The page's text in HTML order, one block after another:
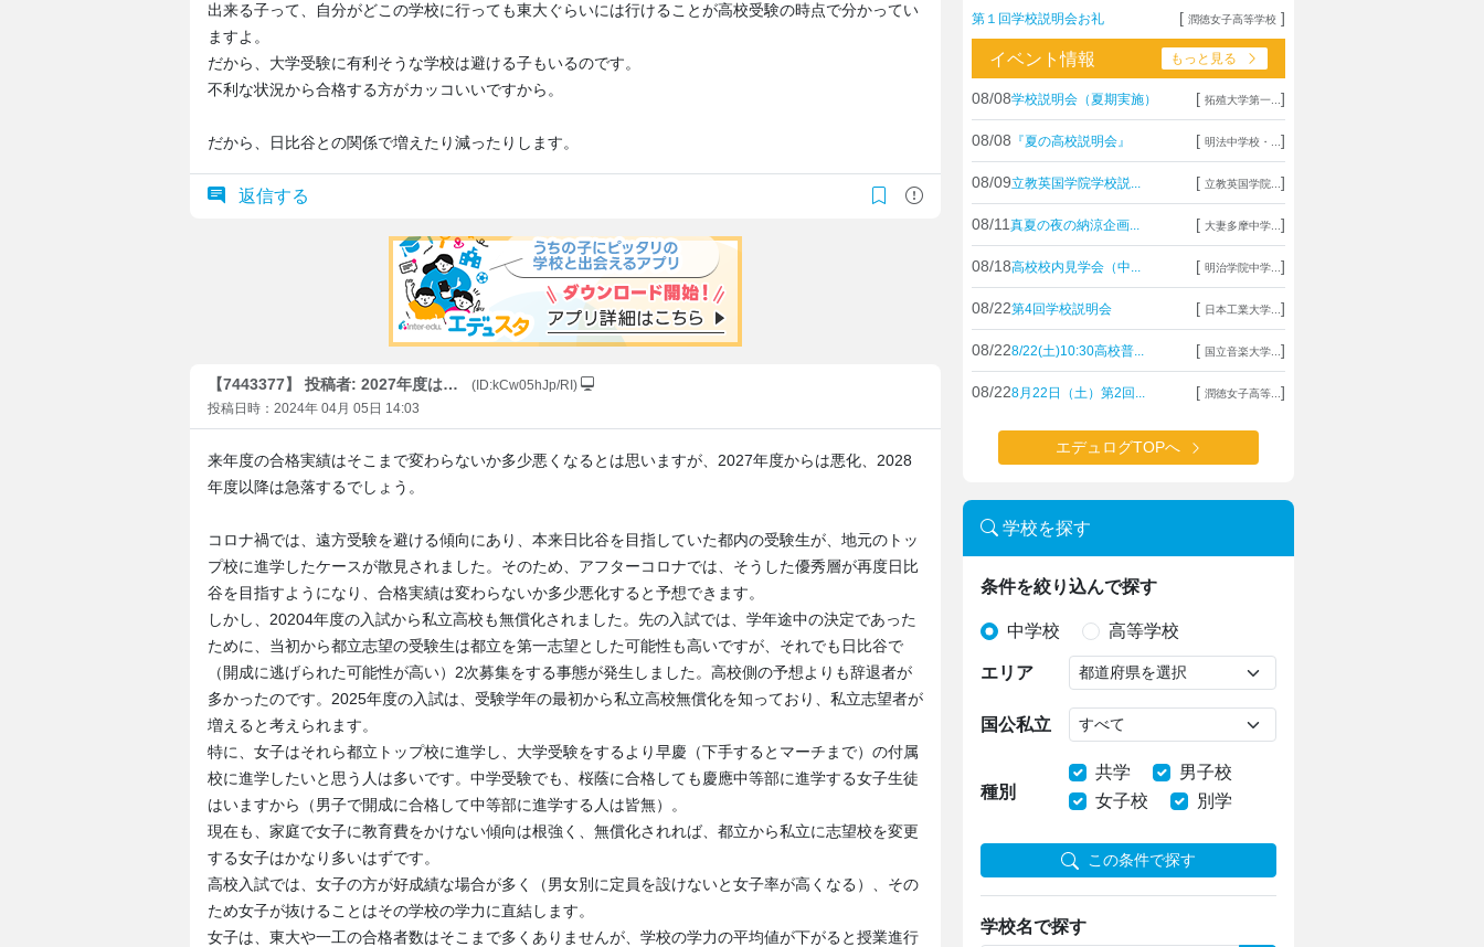
出来る子って、自分がどこの学校に行っても東大ぐらいには行けることが高校受験の時点で分かってい
ますよ。
だから、大学受験に有利そうな学校は避ける子もいるのです。
不利な状況から合格する方がカッコいいですから。
だから、日比谷との関係で増えたり減ったりします。
返信する
【7443377】 投稿者: 2027年度は…
(ID:kCw05hJp/RI)
投稿日時：2024年 04月 05日 14:03
来年度の合格実績はそこまで変わらないか多少悪くなるとは思いますが、2027年度からは悪化、2028
年度以降は急落するでしょう。
コロナ禍では、遠方受験を避ける傾向にあり、本来日比谷を目指していた都内の受験生が、地元のトッ
プ校に進学したケースが散見されました。そのため、アフターコロナでは、そうした優秀層が再度日比
谷を目指すようになり、合格実績は変わらないか多少悪化すると予想できます。
しかし、20204年度の入試から私立高校も無償化されました。先の入試では、学年途中の決定であった
ために、当初から都立志望の受験生は都立を第一志望とした可能性も高いですが、それでも日比谷で
（開成に逃げられた可能性が高い）2次募集をする事態が発生しました。高校側の予想よりも辞退者が
多かったのです。2025年度の入試は、受験学年の最初から私立高校無償化を知っており、私立志望者が
増えると考えられます。
特に、女子はそれら都立トップ校に進学し、大学受験をするより早慶（下手するとマーチまで）の付属
校に進学したいと思う人は多いです。中学受験でも、桜蔭に合格しても慶應中等部に進学する女子生徒
はいますから（男子で開成に合格して中等部に進学する人は皆無）。
現在も、家庭で女子に教育費をかけない傾向は根強く、無償化されれば、都立から私立に志望校を変更
する女子はかなり多いはずです。
高校入試では、女子の方が好成績な場合が多く（男女別に定員を設けないと女子率が高くなる）、その
ため女子が抜けることはその学校の学力に直結します。
女子は、東大や一工の合格者数はそこまで多くありませんが、学校の学力の平均値が下がると授業進行
第１回学校説明会お礼 [ 潤徳女子高等学校 ]
イベント情報 もっと見る
08/08学校説明会（夏期実施） [ 拓殖大学第一... ]
08/08 『夏の高校説明会』 [ 明法中学校・... ]
08/09立教英国学院学校説... [ 立教英国学院... ]
08/11 真夏の夜の納涼企画... [ 大妻多摩中学... ]
08/18高校校内見学会（中... [ 明治学院中学... ]
08/22第4回学校説明会 [ 日本工業大学... ]
08/228/22(土)10:30高校普... [ 国立音楽大学... ]
08/228月22日（土）第2回... [ 潤徳女子高等... ]
エデュログTOPへ
学校を探す
条件を絞り込んで探す
中学校 高等学校
エリア
国公私立
種別
共学
男子校
女子校
別学
この条件で探す
学校名で探す